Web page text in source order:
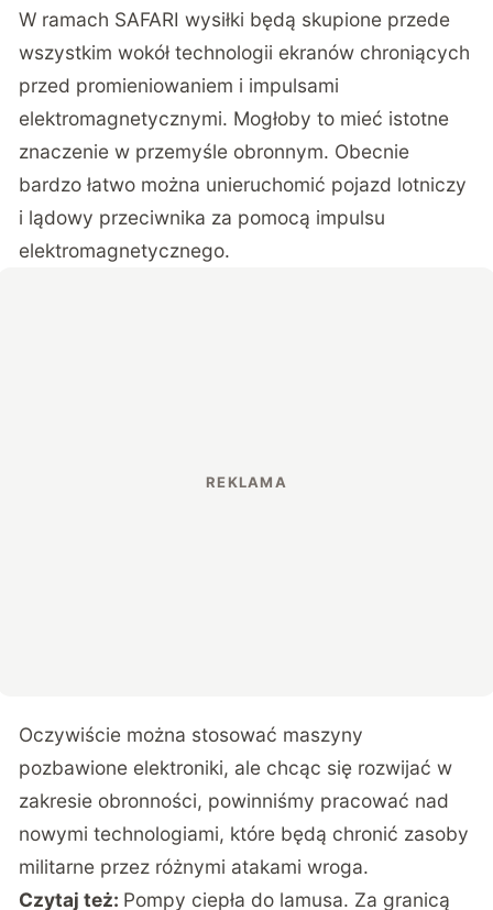
W ramach SAFARI wysiłki będą skupione przede
wszystkim wokół technologii ekranów chroniących
przed promieniowaniem i impulsami
elektromagnetycznymi. Mogłoby to mieć istotne
znaczenie w przemyśle obronnym. Obecnie
bardzo łatwo można unieruchomić pojazd lotniczy
i lądowy przeciwnika za pomocą impulsu
elektromagnetycznego.
Oczywiście można stosować maszyny
pozbawione elektroniki, ale chcąc się rozwijać w
zakresie obronności, powinniśmy pracować nad
nowymi technologiami, które będą chronić zasoby
militarne przez różnymi atakami wroga.
Czytaj też: Pompy ciepła do lamusa. Za granicą